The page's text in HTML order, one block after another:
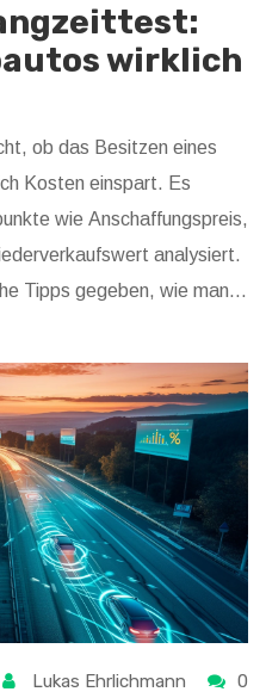
wirklich
ob das Besitzen eines
Kosten einspart. Es
wie Anschaffungspreis,
analysiert.
Tipps gegeben, wie man
als Tesla-
des finanziellen Aspekts
Lukas Ehrlichmann 0